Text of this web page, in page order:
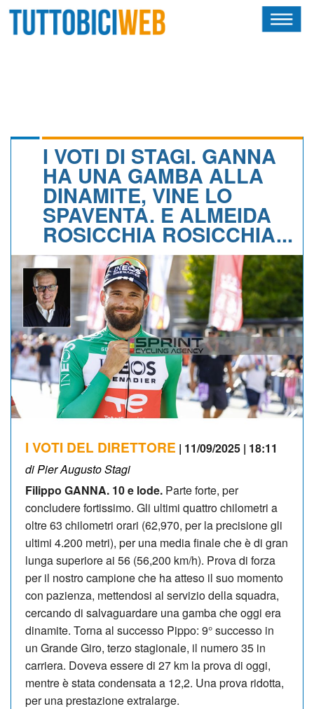
CALENDARIO
ALBI D'ORO
NEWSLETTER
I VOTI DI STAGI. GANNA
HA UNA GAMBA ALLA
DINAMITE, VINE LO
SPAVENTA. E ALMEIDA
ROSICCHIA ROSICCHIA...
I VOTI DEL DIRETTORE | 11/09/2025 | 18:11
di Pier Augusto Stagi
Filippo GANNA. 10 e lode. Parte forte, per
concludere fortissimo. Gli ultimi quattro chilometri a
oltre 63 chilometri orari (62,970, per la precisione gli
ultimi 4.200 metri), per una media finale che è di gran
lunga superiore ai 56 (56,200 km/h). Prova di forza
per il nostro campione che ha atteso il suo momento
con pazienza, mettendosi al servizio della squadra,
cercando di salvaguardare una gamba che oggi era
dinamite. Torna al successo Pippo: 9° successo in
un Grande Giro, terzo stagionale, il numero 35 in
carriera. Doveva essere di 27 km la prova di oggi,
mentre è stata condensata a 12,2. Una prova ridotta,
per una prestazione extralarge.